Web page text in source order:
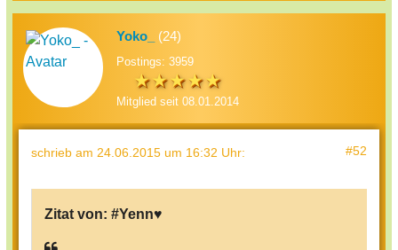
Yoko_ (24)
Postings: 3959
Mitglied seit 08.01.2014
schrieb am 24.06.2015 um 16:32 Uhr: #52
Zitat von: #Yenn♥